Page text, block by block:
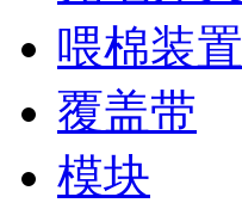
喂棉装置
覆盖带
模块